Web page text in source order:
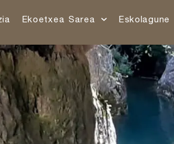
Ekoetxea Sarea Eskolagune